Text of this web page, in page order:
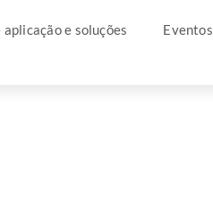
aplicação e soluções Eventos